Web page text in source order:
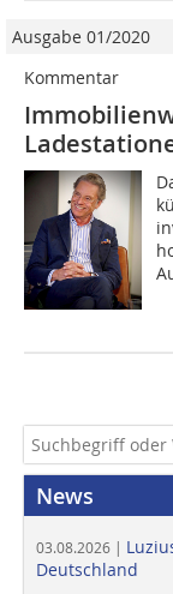
Ausgabe 01/2020
Kommentar
News
03.08.2026 |
Deutschland